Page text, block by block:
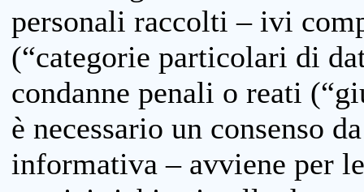
personali raccolti – ivi
(“categorie particolari di
condanne penali o reati
è necessario un consenso
informativa – avviene per